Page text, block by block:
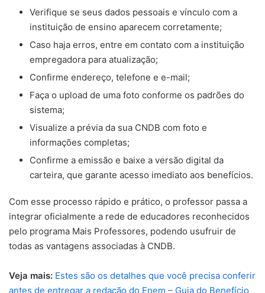
Verifique se seus dados pessoais e vínculo com a
instituição de ensino aparecem corretamente;
Caso haja erros, entre em contato com a instituição
empregadora para atualização;
Confirme endereço, telefone e e-mail;
Faça o upload de uma foto conforme os padrões do
sistema;
Visualize a prévia da sua CNDB com foto e
informações completas;
Confirme a emissão e baixe a versão digital da
carteira, que garante acesso imediato aos benefícios.
Com esse processo rápido e prático, o professor passa a
integrar oficialmente a rede de educadores reconhecidos
pelo programa Mais Professores, podendo usufruir de
todas as vantagens associadas à CNDB.
Veja mais: Estes são os detalhes que você precisa conferir
antes de entregar a redação do Enem – Guia do Benefício